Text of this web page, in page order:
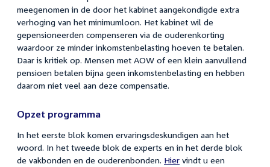
meegenomen in de door het kabinet aangekondigde extra
verhoging van het minimumloon. Het kabinet wil de
gepensioneerden compenseren via de ouderenkorting
waardoor ze minder inkomstenbelasting hoeven te betalen.
Daar is kritiek op. Mensen met AOW of een klein aanvullend
pensioen betalen bijna geen inkomstenbelasting en hebben
daarom niet veel aan deze compensatie.
Opzet programma
In het eerste blok komen ervaringsdeskundigen aan het
woord. In het tweede blok de experts en in het derde blok
de vakbonden en de ouderenbonden. Hier vindt u een